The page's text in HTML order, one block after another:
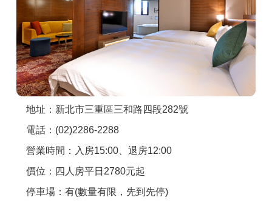
聯絡我們
APP下載
地址：新北市三重區三和路四段282號
電話：(02)2286-2288
營業時間：入房15:00、退房12:00
價位：四人房平日2780元起
停車場：有(數量有限，先到先停)